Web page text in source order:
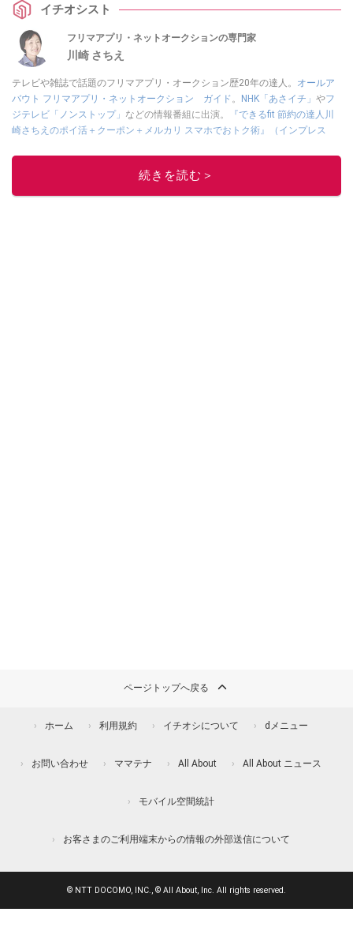
イチオシスト
フリマアプリ・ネットオークションの専門家
川崎 さちえ
テレビや雑誌で話題のフリマアプリ・オークション歴20年の達人。 オールア
バウト フリマアプリ・ネットオークション ガイド。 NHK「あさイチ」 やフ
ジテレビ「ノンストップ」 などの情報番組に出演。
『できるfit 節約の達人川
崎さちえのポイ活＋クーポン＋メルカリ スマホでおトク術』（インプレス
的に稼ぐ！』（翔泳社刊）
■経歴：2003年、夫が子育てをするために、突然会社を辞める。翌月からの
続きを読む＞
ページトップへ戻る
ホーム 利用規約 イチオシについて dメニュー
お問い合わせ ママテナ All About All About ニュース
モバイル空間統計
お客さまのご利用端末からの情報の外部送信について
© NTT DOCOMO, INC., © All About, Inc. All rights reserved.